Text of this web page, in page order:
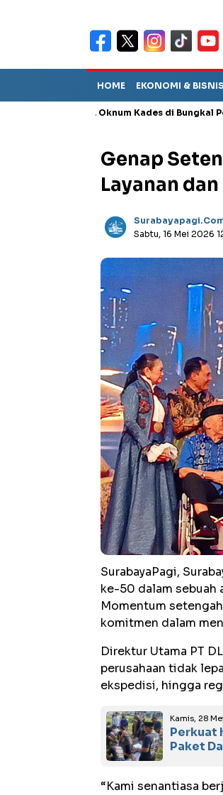
HOME EKONOMI & BISNIS
Oknum Kades di Bungkal
Genap
Layanan
Sabtu, 16 Mei 2026
SurabayaPagi,
ke-50 dalam sebuah
Momentum
komitmen dalam
Direktur Utama PT
perusahaan tidak
ekspedisi, hingga
Kamis, 28
Perkuat
Paket
“Kami senantiasa